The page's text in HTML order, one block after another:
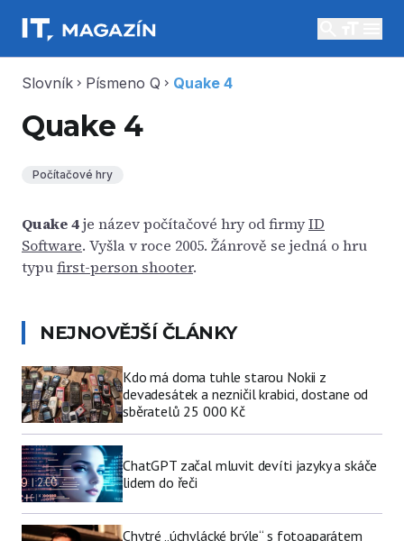
Slovník chevron_right Písmeno Q chevron_right Quake 4
Quake 4
Počítačové hry
Quake 4je název počítačové hry od firmyID
Software. Vyšla v roce 2005. Žánrově se jedná o hru
typufirst-person shooter.
NEJNOVĚJŠÍ ČLÁNKY
Kdo má doma tuhle starou Nokii z
devadesátek a nezničil krabici, dostane od
sběratelů 25 000 Kč
ChatGPT začal mluvit devíti jazyky a skáče
lidem do řeči
Chytré „úchylácké brýle“ s fotoaparátem